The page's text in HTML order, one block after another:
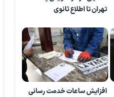
تهران تا اطلاع ثانوی
افزایش ساعات خدمت‌ رسانی